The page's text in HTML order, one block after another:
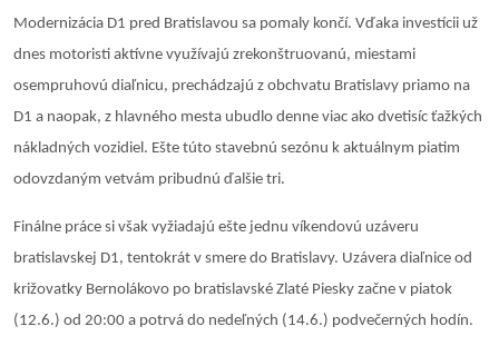
Modernizácia D1 pred Bratislavou sa pomaly končí. Vďaka investícii už
dnes motoristi aktívne využívajú zrekonštruovanú, miestami
osempruhovú diaľnicu, prechádzajú z obchvatu Bratislavy priamo na
D1 a naopak, z hlavného mesta ubudlo denne viac ako dvetisíc ťažkých
nákladných vozidiel. Ešte túto stavebnú sezónu k aktuálnym piatim
odovzdaným vetvám pribudnú ďalšie tri.
Finálne práce si však vyžiadajú ešte jednu víkendovú uzáveru
bratislavskej D1, tentokrát v smere do Bratislavy. Uzávera diaľnice od
križovatky Bernolákovo po bratislavské Zlaté Piesky začne v piatok
(12.6.) od 20:00 a potrvá do nedeľných (14.6.) podvečerných hodín.